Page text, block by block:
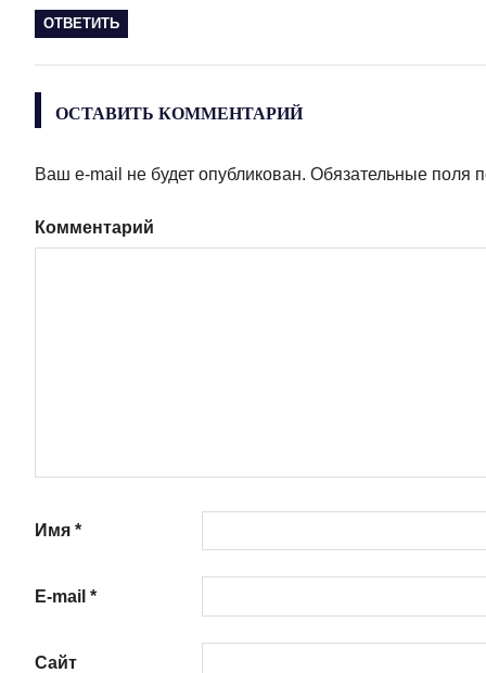
ОТВЕТИТЬ
ОСТАВИТЬ КОММЕНТАРИЙ
Ваш e-mail не будет опубликован. Обязательные поля
Комментарий
Имя *
E-mail *
Сайт